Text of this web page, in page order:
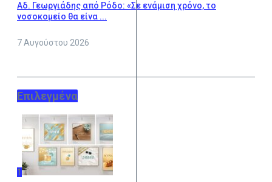
Αδ. Γεωργιάδης από Ρόδο: «Σε ενάμιση χρόνο, το
νοσοκομείο θα είνα ...
7 Αυγούστου 2026
Επιλεγμένα
1